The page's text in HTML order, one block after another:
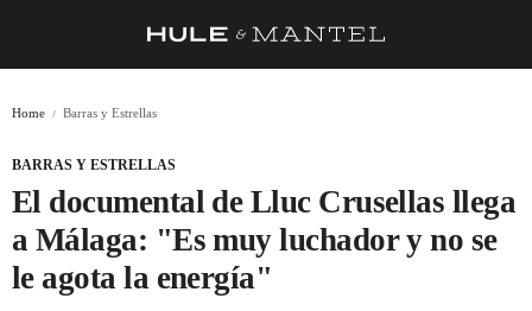
BARRAS Y ESTRELLAS
DÓNDE COMER
Home Barras y Estrellas
BARRAS Y ESTRELLAS
El documental de Lluc Crusellas llega
a Málaga: "Es muy luchador y no se
le agota la energía"